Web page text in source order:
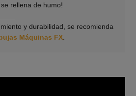
rellena de humo!
y durabilidad, se recomienda
Máquinas FX.